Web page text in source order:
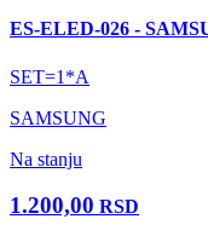
ES-ELED-026 -
SET=1*A
SAMSUNG
Na stanju
1.200,00 RSD